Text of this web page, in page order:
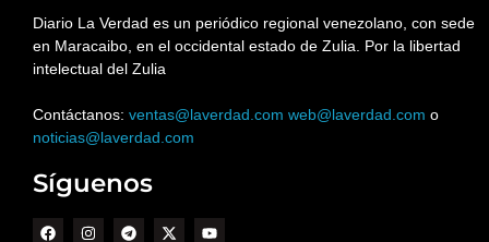
Diario La Verdad es un periódico regional venezolano, con sede
en Maracaibo, en el occidental estado de Zulia. Por la libertad
intelectual del Zulia
Contáctanos: ventas@laverdad.com web@laverdad.com o
noticias@laverdad.com
Síguenos